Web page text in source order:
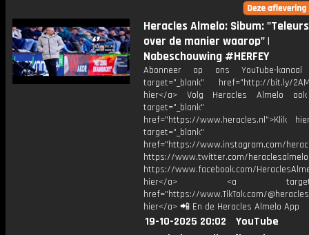
Heracles Almelo: Sibum:
over de manier waarop" |
Nabeschouwing #HERFEY
Abonneer op ons YouTube-
target="_blank" href="http://bit.ly/
hier</a> Volg Heracles Almelo
target="_blank"
href="https://www.heracles.nl">Klik
target="_blank"
href="https://www.instagram.com/
https://www.twitter.com/heraclesalmelo
https://www.facebook.com/
hier</a> <a
href="https://www.TikTok.com/
hier</a> 📲 En de Heracles Almelo App
19-10-2025 20:02
YouTube